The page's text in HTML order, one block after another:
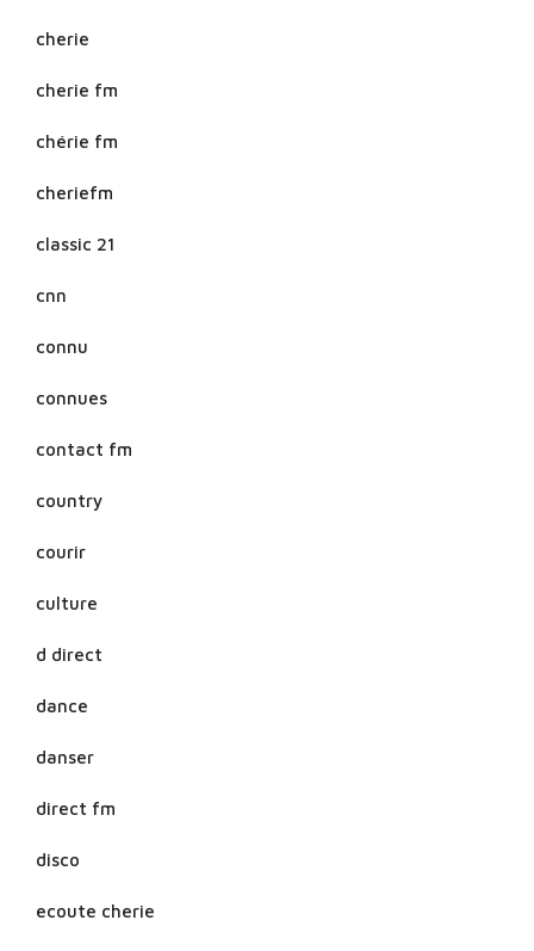
cherie
cherie fm
chérie fm
cheriefm
classic 21
cnn
connu
connues
contact fm
country
courir
culture
d direct
dance
danser
direct fm
disco
ecoute cherie